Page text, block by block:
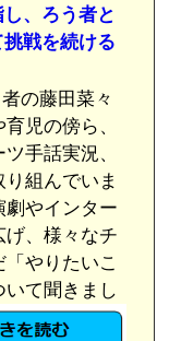
し、ろう者と
挑戦を続ける
の藤田菜々
児の傍ら、
手話実況、
組んでいま
やインター
げ、様々なチ
やりたいこ
いて聞きまし